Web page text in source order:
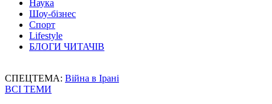
Наука
Шоу-бізнес
Спорт
Lifestyle
БЛОГИ ЧИТАЧІВ
СПЕЦТЕМА: Війна в Ірані
ВСІ ТЕМИ